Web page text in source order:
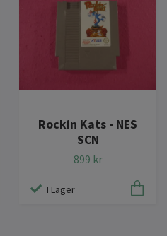
Rockin Kats - NES
SCN
899 kr
I Lager